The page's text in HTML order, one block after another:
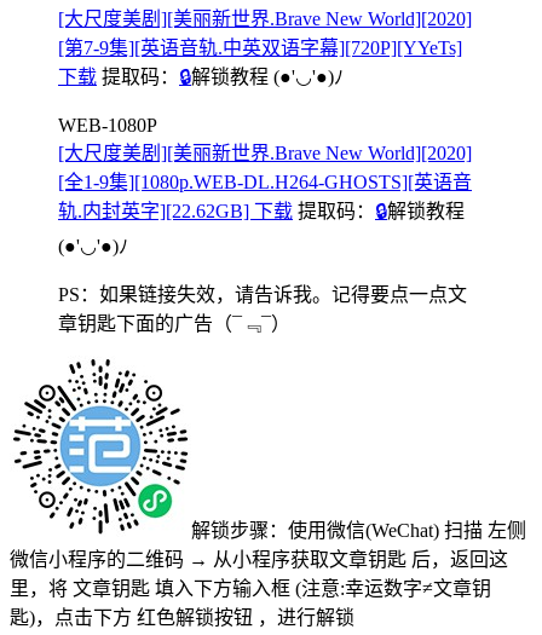
[大尺度美剧][美丽新世界.Brave New World][2020]
[第7-9集][英语音轨.中英双语字幕][720P][YYeTs]
下载 提取码： 🔒解锁教程 (●'◡'●)ﾉ
WEB-1080P
[大尺度美剧][美丽新世界.Brave New World][2020]
[全1-9集][1080p.WEB-DL.H264-GHOSTS][英语音
轨.内封英字][22.62GB] 下载 提取码： 🔒解锁教程
(●'◡'●)ﾉ
PS：如果链接失效，请告诉我。记得要点一点文
章钥匙下面的广告 （¯﹃¯）
解锁步骤：使用微信(WeChat) 扫描 左侧
微信小程序的二维码 → 从小程序获取文章钥匙 后，返回这
里，将 文章钥匙 填入下方输入框 (注意:幸运数字≠文章钥
匙)，点击下方 红色解锁按钮 ，进行解锁